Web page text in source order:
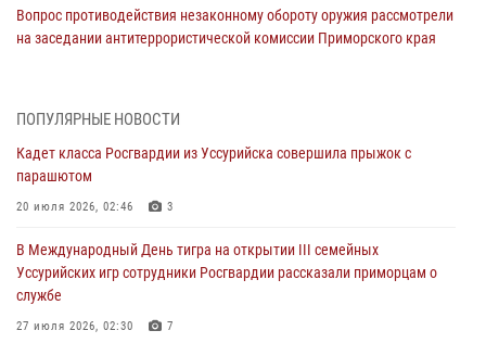
Вопрос противодействия незаконному обороту оружия рассмотрели
на заседании антитеррористической комиссии Приморского края
Во Владивостоке во дворе жилого дома сотрудники
В День Крещения Руси в Князь-Владимирском храме – Главном
ходом
28 июля 2026, 10:29
Росгвардейцы в Приморье приняли участие в молебне,
ПОПУЛЯРНЫЕ НОВОСТИ
Кадет класса Росгвардии из Уссурийска совершила прыжок с
парашютом
20 июля 2026, 02:46 3
В Международный День тигра на открытии III семейных
Уссурийских игр сотрудники Росгвардии рассказали приморцам о
службе
27 июля 2026, 02:30 7